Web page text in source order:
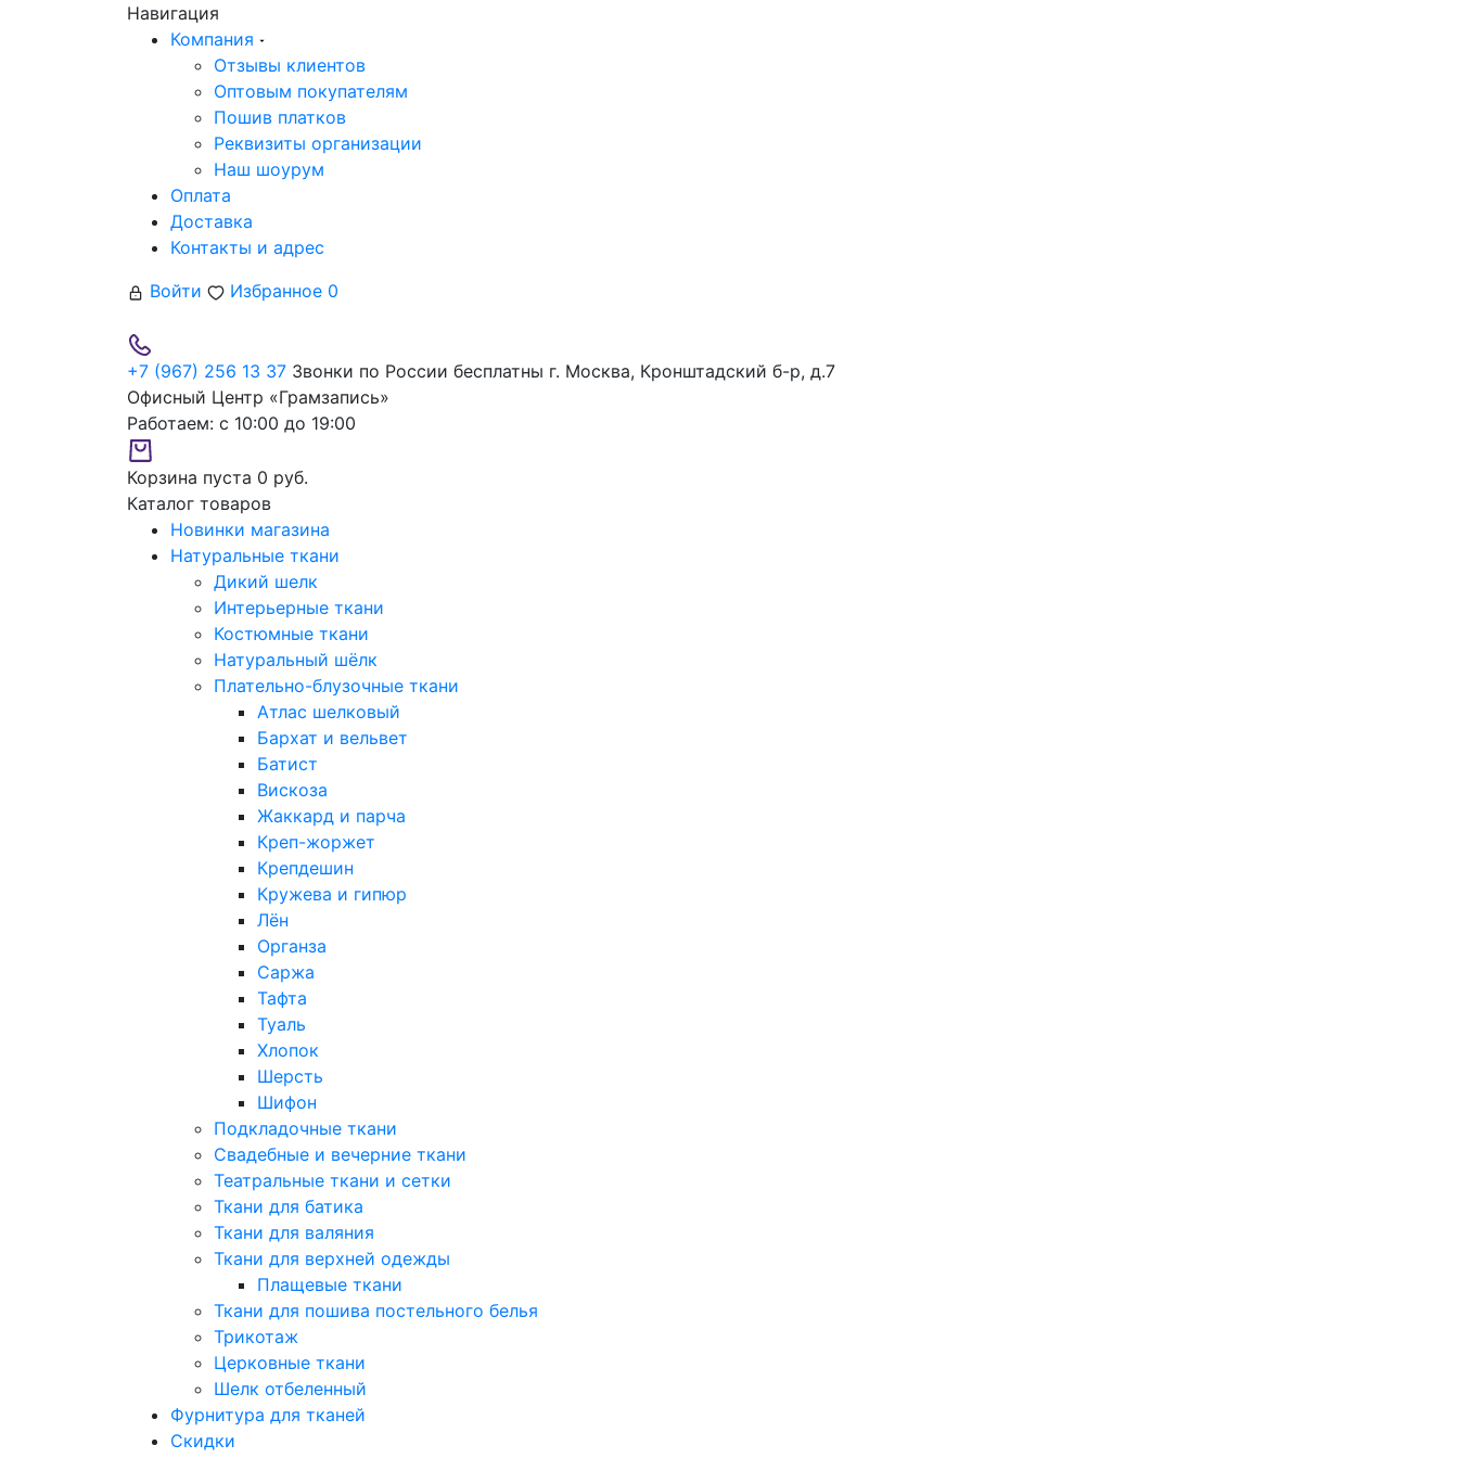
Навигация
Компания
Отзывы клиентов
Оптовым покупателям
Пошив платков
Реквизиты организации
Наш шоурум
Оплата
Доставка
Контакты и адрес
Войти
Избранное 0
+7 (967) 256 13 37 Звонки по России бесплатны г. Москва, Кронштадский б-р, д.7
Офисный Центр «Грамзапись»
Работаем: с 10:00 до 19:00
Корзина пуста 0 руб.
Каталог товаров
Новинки магазина
Натуральные ткани
Дикий шелк
Интерьерные ткани
Костюмные ткани
Натуральный шёлк
Плательно-блузочные ткани
Атлас шелковый
Бархат и вельвет
Батист
Вискоза
Жаккард и парча
Креп-жоржет
Крепдешин
Кружева и гипюр
Лён
Органза
Саржа
Тафта
Туаль
Хлопок
Шерсть
Шифон
Подкладочные ткани
Свадебные и вечерние ткани
Театральные ткани и сетки
Ткани для батика
Ткани для валяния
Ткани для верхней одежды
Плащевые ткани
Ткани для пошива постельного белья
Трикотаж
Церковные ткани
Шелк отбеленный
Фурнитура для тканей
Скидки